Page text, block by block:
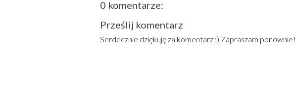
0 komentarze:
Prześlij komentarz
Serdecznie dziękuję za komentarz :) Zapraszam ponownie!